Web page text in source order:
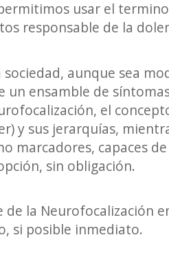
usar el
responsable de la
sociedad, aunque sea
un ensamble de
el
y sus jerarquías,
marcadores, capaces
sin obligación.
de la Neurofocalización
si posible inmediato.